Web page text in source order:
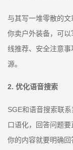
与其写一堆零散的文
你卖户外装备，可以
线推荐、安全注意
源。
2. 优化语音搜索
SGE和语音搜索联
口语化，回答问题要
你的内容就要明确回